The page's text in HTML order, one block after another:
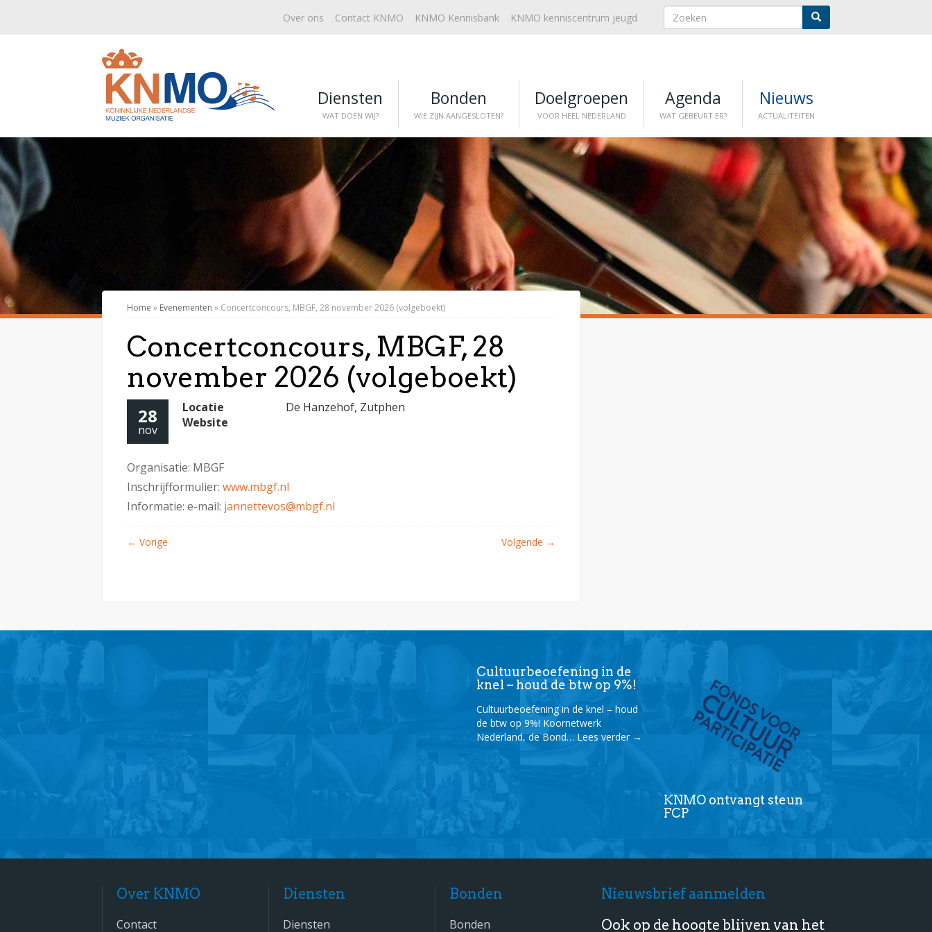
Over ons Contact KNMO KNMO Kennisbank KNMO kenniscentrum jeugd
Diensten
WAT DOEN WIJ?
Bonden
WIE ZIJN AANGESLOTEN?
Doelgroepen
VOOR HEEL NEDERLAND
Agenda
WAT GEBEURT ER?
Nieuws
ACTUALITEITEN
Home » Evenementen » Concertconcours, MBGF, 28 november 2026 (volgeboekt)
Concertconcours, MBGF, 28
november 2026 (volgeboekt)
28
nov
Locatie
De Hanzehof, Zutphen
Website
Organisatie: MBGF
Inschrijfformulier: www.mbgf.nl
Informatie: e-mail: jannettevos@mbgf.nl
← Vorige Volgende →
Cultuurbeoefening in de
knel – houd de btw op 9%!
Cultuurbeoefening in de knel – houd
de btw op 9%! Koornetwerk
Nederland, de Bond… Lees verder →
KNMO ontvangt steun
FCP
Over KNMO
Contact
Diensten
Diensten
Bonden
Bonden
Nieuwsbrief aanmelden
Ook op de hoogte blijven van het